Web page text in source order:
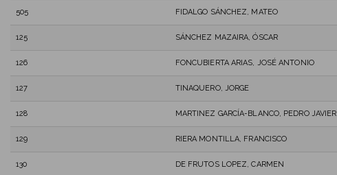
505 FIDALGO SÁNCHEZ, MATEO
125 SÁNCHEZ MAZAIRA, ÓSCAR
126 FONCUBIERTA ARIAS, JOSÉ ANTONIO
127 TINAQUERO, JORGE
128 MARTINEZ GARCÍA-BLANCO, PEDRO JAVIER
129 RIERA MONTILLA, FRANCISCO
130 DE FRUTOS LOPEZ, CARMEN